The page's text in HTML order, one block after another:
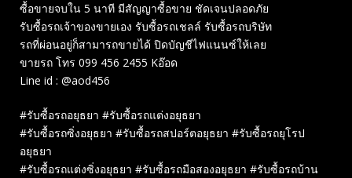
ซื้อขายจบใน 5 นาที มีสัญญาซื้อขาย ชัดเจนปลอดภัย
รับซื้อรถเจ้าของขายเอง รับซื้อรถเชลล์ รับซื้อรถบริษัท
รถที่ผ่อนอยู่ก็สามารถขายได้ ปิดบัญชีไฟแนนซ์ให้เลย
ขายรถ โทร 099 456 2455 Kอ๊อด
Line id : @aod456
#รับซื้อรถอยุธยา #รับซื้อรถแต่งอยุธยา
#รับซื้อรถซิ่งอยุธยา #รับซื้อรถสปอร์ตอยุธยา #รับซื้อรถยุโรป
อยุธยา
#รับซื้อรถแต่งซิ่งอยุธยา #รับซื้อรถมือสองอยุธยา #รับซื้อรถบ้าน